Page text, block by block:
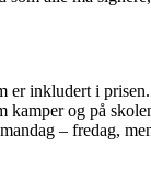
er inkludert i prisen.
kamper og på
– fredag,